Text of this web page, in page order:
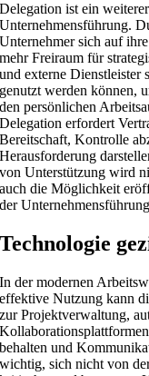
Delegation ist ein
Unternehmensführung.
Unternehmer sich auf
mehr Freiraum für
und externe Dienstleister
genutzt werden können,
den persönlichen
Delegation erfordert
Bereitschaft, Kontrolle
Herausforderung
von Unterstützung wird
auch die Möglichkeit
der
Technologie
In der modernen
effektive Nutzung kann
zur Projektverwaltung,
behalten und
wichtig, sich nicht von